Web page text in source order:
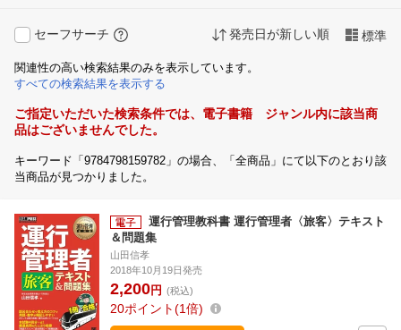
セーフサーチ 発売日が新しい順 標準
関連性の高い検索結果のみを表示しています。
すべての検索結果を表示する
ご指定いただいた検索条件では、電子書籍 ジャンル内に該当商
品はございませんでした。
キーワード「9784798159782」の場合、「全商品」にて以下のとおり該
当商品が見つかりました。
運行管理教科書 運行管理者〈旅客〉テキスト
＆問題集
山田信孝
2018年10月19日発売
2,200円 (税込)
20ポイント 1倍